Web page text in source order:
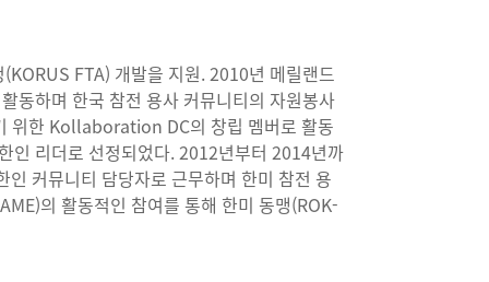
FTA) 개발을 지원. 2010년 메릴랜드
동하며 한국 참전 용사 커뮤니티의 자원봉사
위한 Kollaboration DC의 창립 멤버로 활동
인 리더로 선정되었다. 2012년부터 2014년까
커뮤니티 담당자로 근무하며 한미 참전 용
의 활동적인 참여를 통해 한미 동맹(ROK-